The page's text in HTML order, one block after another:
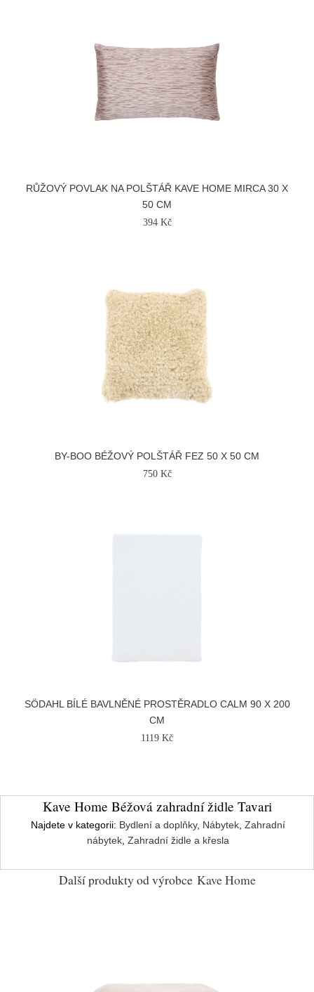
RŮŽOVÝ POVLAK NA POLŠTÁŘ KAVE HOME MIRCA 30 X
50 CM
394 Kč
BY-BOO BÉŽOVÝ POLŠTÁŘ FEZ 50 X 50 CM
750 Kč
SÖDAHL BÍLÉ BAVLNĚNÉ PROSTĚRADLO CALM 90 X 200
CM
1119 Kč
Kave Home Béžová zahradní židle Tavari
Najdete v kategorii: Bydlení a doplňky, Nábytek, Zahradní
nábytek, Zahradní židle a křesla
Další produkty od výrobce Kave Home